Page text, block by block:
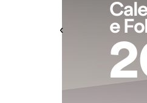
Previous